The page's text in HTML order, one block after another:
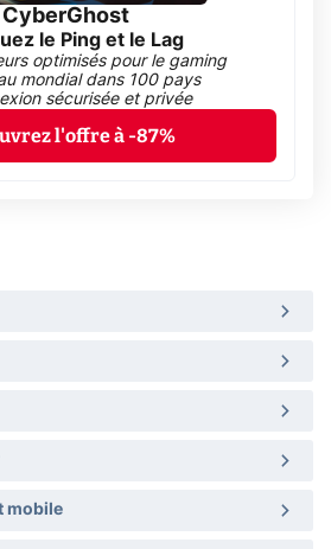
CyberGhost
le Ping et le Lag
optimisés pour le gaming
mondial dans 100 pays
sécurisée et privée
l'offre à -87%
mobile